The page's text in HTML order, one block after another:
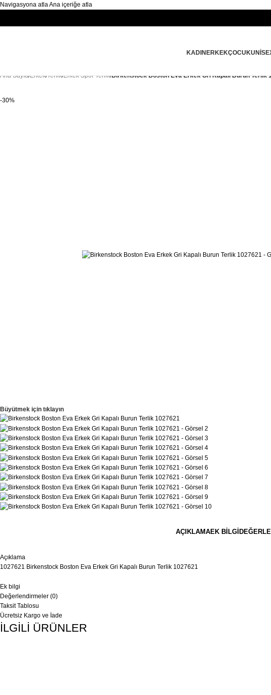
Navigasyona atlaAna içeriğe atla
KADIN ERKEKÇOCUK
Ana Sayfa/Erkek/Terlik/Erkek Spor Terlik/Birkenstock Boston Eva Erkek Gri Kapalı Burun Terlik
-30%
Büyütmek için tıklayın
AÇIKLAMAEK BILGI
Açıklama
1027621 Birkenstock Boston Eva Erkek Gri Kapalı Burun Terlik 1027621
Ek bilgi
Değerlendirmeler (0)
Taksit Tablosu
Ücretsiz Kargo ve İade
İLGİLİ ÜRÜNLER